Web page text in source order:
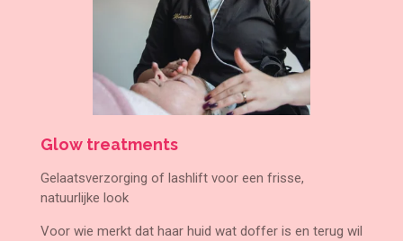
Glow treatments
Gelaatsverzorging of lashlift voor een frisse,
natuurlijke look
Voor wie merkt dat haar huid wat doffer is en terug wil